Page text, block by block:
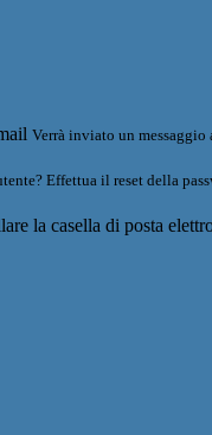
Verrà inviato un
Effettua il reset della
la casella di posta